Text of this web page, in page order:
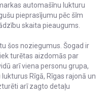
automašīnu lukturu
pieprasījumu pēc šīm
skaita pieaugums.
šos noziegumus. Šogad ir
turētas aizdomās par
arī viena personu grupa,
Rīgā, Rīgas rajonā un
arī zagto detaļu